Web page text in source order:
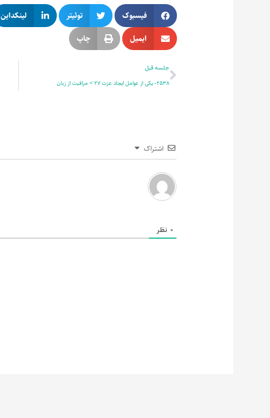
فیسبوک توئیتر لینکداین
ایمیل
چاپ
قبلی
جلسه قبل
2538- یکی از عوامل ایجاد عزت 27 > مراقبت از زبان
اشتراک
0 نظر